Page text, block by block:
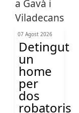
07 Agost 2026
Detingut
un
home
per
dos
robatoris